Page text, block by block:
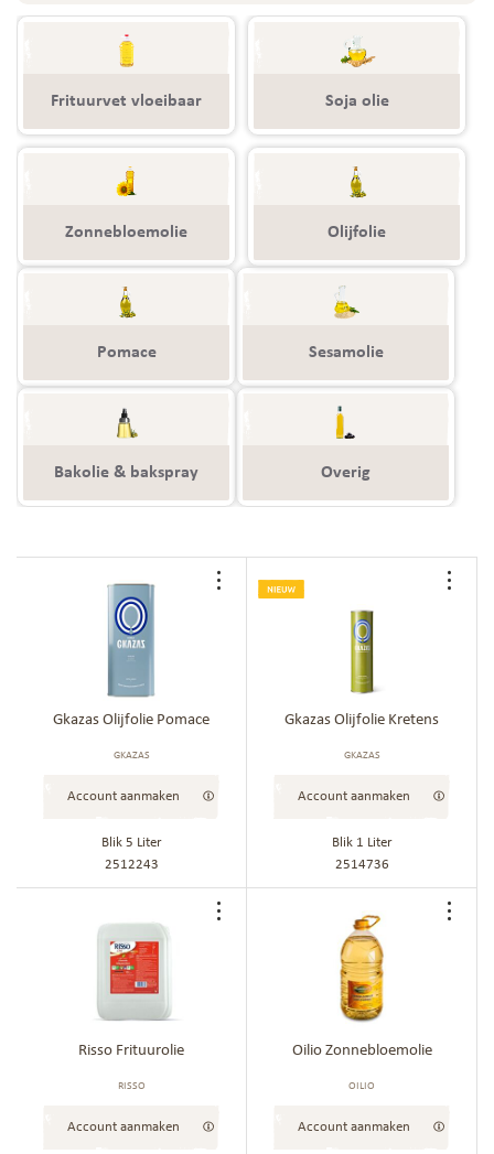
Frituurvet vloeibaar Soja olie
Zonnebloemolie Olijfolie
Pomace Sesamolie
Bakolie & bakspray Overig
Gkazas Olijfolie Pomace
GKAZAS
Account aanmaken
Voeg
bestellijst
Blik 5 Liter
2512243
Gkazas Olijfolie Kretens
GKAZAS
Account aanmaken
Blik 1 Liter
2514736
Risso Frituurolie
RISSO
Account aanmaken
bestellijstOilio Zonnebloemolie
OILIO
Account aanmaken